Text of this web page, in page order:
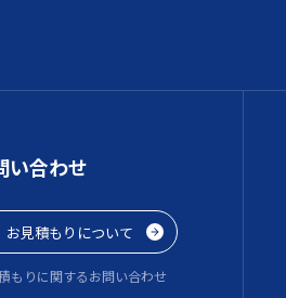
い合わせ
お見積もりについて
もりに関するお問い合わせ